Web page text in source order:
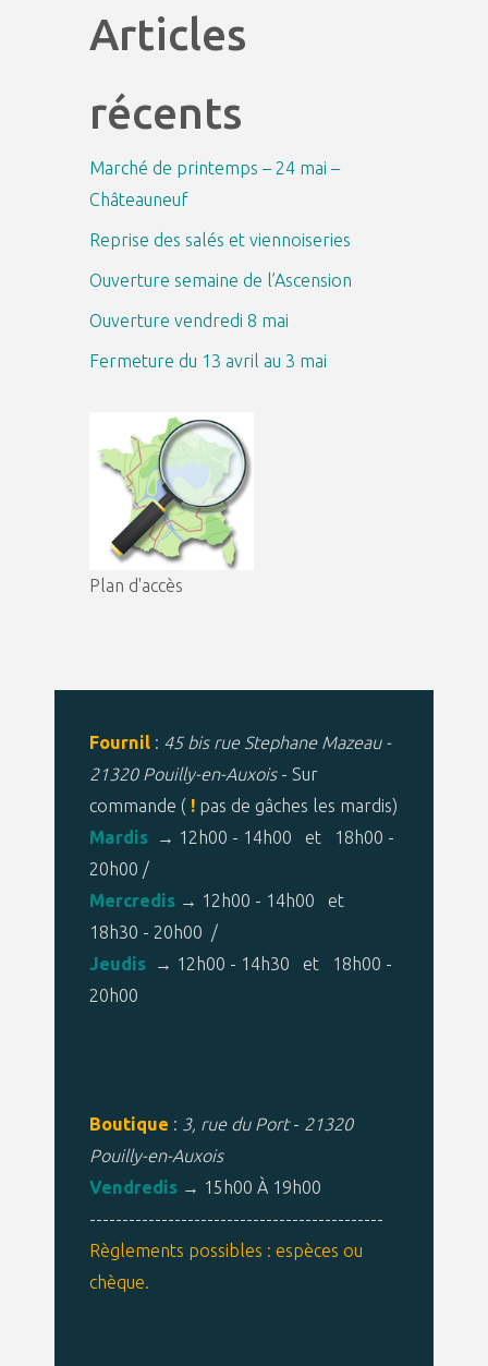
Articles
récents
Marché de printemps – 24 mai –
Châteauneuf
Reprise des salés et viennoiseries
Ouverture semaine de l’Ascension
Ouverture vendredi 8 mai
Fermeture du 13 avril au 3 mai
Plan d'accès
Fournil : 45 bis rue Stephane Mazeau -
21320 Pouilly-en-Auxois- Sur
commande ( ! pas de gâches les mardis)
Mardis → 12h00 - 14h00 et 18h00 -
20h00 /
Mercredis → 12h00 - 14h00 et
18h30 - 20h00 /
Jeudis → 12h00 - 14h30 et 18h00 -
20h00
Boutique : 3, rue du Port- 21320
Pouilly-en-Auxois
Vendredis → 15h00 À 19h00
---------------------------------------------
Règlements possibles : espèces ou
chèque.